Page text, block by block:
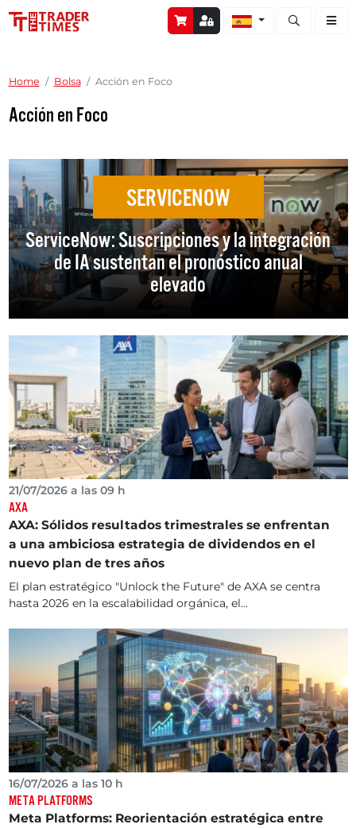
Abrir
Home Bolsa Acción en Foco
Acción en Foco
SERVICENOW
ServiceNow: Suscripciones y la integración
de IA sustentan el pronóstico anual
elevado
21/07/2026 a las 09 h
AXA
AXA: Sólidos resultados trimestrales se enfrentan
a una ambiciosa estrategia de dividendos en el
nuevo plan de tres años
El plan estratégico "Unlock the Future" de AXA se centra
hasta 2026 en la escalabilidad orgánica, el...
16/07/2026 a las 10 h
META PLATFORMS
Meta Platforms: Reorientación estratégica entre